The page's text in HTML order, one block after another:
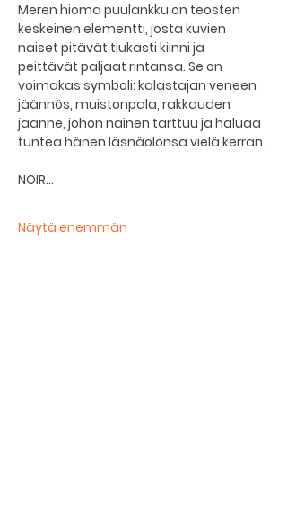
Meren hioma puulankku on teosten
keskeinen elementti, josta kuvien
naiset pitävät tiukasti kiinni ja
peittävät paljaat rintansa. Se on
voimakas symboli: kalastajan veneen
jäännös, muistonpala, rakkauden
jäänne, johon nainen tarttuu ja haluaa
tuntea hänen läsnäolonsa vielä kerran.
NOIR…
Näytä enemmän